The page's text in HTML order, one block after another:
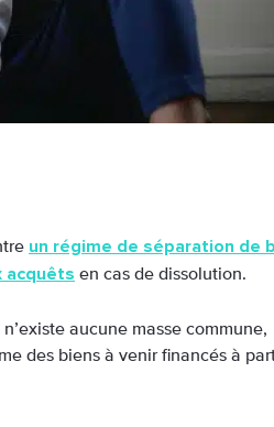
un régime de séparation de
acquêts en cas de dissolution.
aucune masse commune,
des biens à venir financés à